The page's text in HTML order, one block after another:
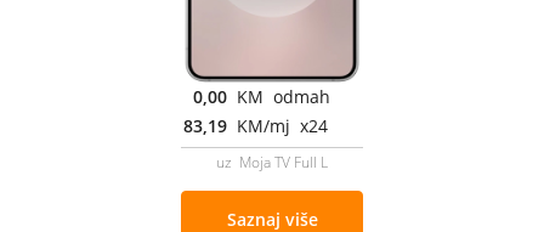
0,00 KM odmah
83,19 KM/mj x24
uz Moja TV Full L
Saznaj više